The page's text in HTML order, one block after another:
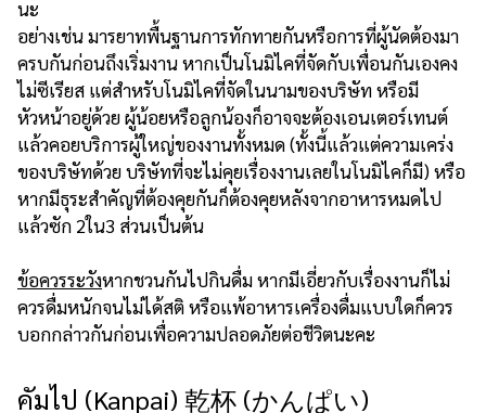
นะ
อย่างเช่น มารยาทพื้นฐานการทักทายกันหรือการที่ผู้นัดต้องมา
ครบกันก่อนถึงเริ่มงาน หากเป็นโนมิไคที่จัดกับเพื่อนกันเองคง
ไม่ซีเรียส แต่สำหรับโนมิไคที่จัดในนามของบริษัท หรือมี
หัวหน้าอยู่ด้วย ผู้น้อยหรือลูกน้องก็อาจจะต้องเอนเตอร์เทนต์
แล้วคอยบริการผู้ใหญ่ของงานทั้งหมด (ทั้งนี้แล้วแต่ความเคร่ง
ของบริษัทด้วย บริษัทที่จะไม่คุยเรื่องงานเลยในโนมิไคก็มี) หรือ
หากมีธุระสำคัญที่ต้องคุยกันก็ต้องคุยหลังจากอาหารหมดไป
แล้วซัก 2ใน3 ส่วนเป็นต้น
ข้อควรระวังหากชวนกันไปกินดื่ม หากมีเอี่ยวกับเรื่องงานก็ไม่
ควรดื่มหนักจนไม่ได้สติ หรือแพ้อาหารเครื่องดื่มแบบใดก็ควร
บอกกล่าวกันก่อนเพื่อความปลอดภัยต่อชีวิตนะคะ
คัมไป (Kanpai) 乾杯 (かんぱい)